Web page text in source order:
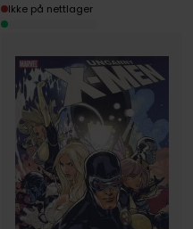
Ikke på nettlager